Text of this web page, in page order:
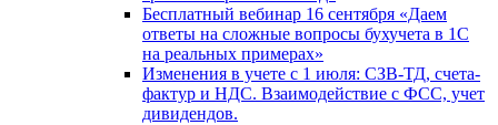
Бесплатный вебинар 16 сентября «Даем
ответы на сложные вопросы бухучета в 1С
на реальных примерах»
Изменения в учете с 1 июля: СЗВ-ТД, счета-
фактур и НДС. Взаимодействие с ФСС, учет
дивидендов.